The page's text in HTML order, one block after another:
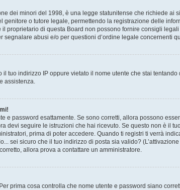
dei minori del 1998, è una legge statunitense che richiede
genitore o tutore legale, permettendo la registrazione delle
proprietario di questa Board non possono fornire consigli
segnalare abusi e/o per questioni d’ordine legale concernenti
tuo indirizzo IP oppure vietato il nome utente che stai
assistenza.
e password esattamente. Se sono corretti, allora possono
devi seguire le istruzioni che hai ricevuto. Se questo non è il
prima di poter accedere. Quando ti registri ti verrà
sei sicuro che il tuo indirizzo di posta sia valido?
allora prova a contattare un amministratore.
prima cosa controlla che nome utente e password siano